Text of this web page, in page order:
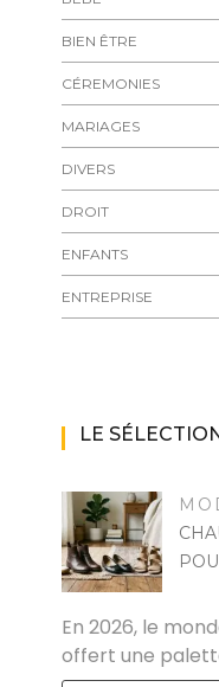
BIEN ÊTRE
CÉREMONIES
MARIAGES
DIVERS
DROIT
ENFANTS
ENTREPRISE
LE
En 2026, le
offert une